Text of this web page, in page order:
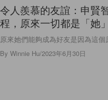
令人羨慕的友誼：申賢
程，原來一切都是「她
原來她們能夠成為好友是因為這個
By Winnie Hu/2023年6月30日